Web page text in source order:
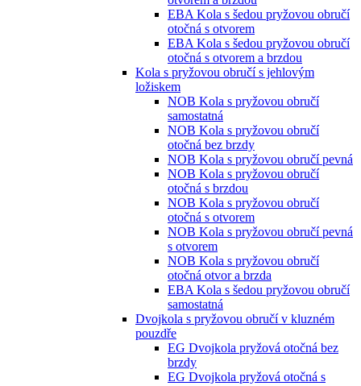
EBA Kola s šedou pryžovou obručí
otočná s otvorem
EBA Kola s šedou pryžovou obručí
otočná s otvorem a brzdou
Kola s pryžovou obručí s jehlovým
ložiskem
NOB Kola s pryžovou obručí
samostatná
NOB Kola s pryžovou obručí
otočná bez brzdy
NOB Kola s pryžovou obručí pevná
NOB Kola s pryžovou obručí
otočná s brzdou
NOB Kola s pryžovou obručí
otočná s otvorem
NOB Kola s pryžovou obručí pevná
s otvorem
NOB Kola s pryžovou obručí
otočná otvor a brzda
EBA Kola s šedou pryžovou obručí
samostatná
Dvojkola s pryžovou obručí v kluzném
pouzdře
EG Dvojkola pryžová otočná bez
brzdy
EG Dvojkola pryžová otočná s